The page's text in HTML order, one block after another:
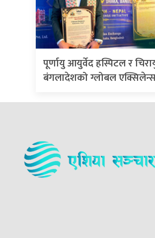
पूर्णायु आयुर्वेद हस्पिटल र
बंगलादेशको ग्लोबल एक्सिलेन्स